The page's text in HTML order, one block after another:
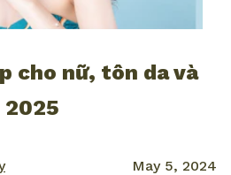
cho nữ, tôn da và
May 5, 2024